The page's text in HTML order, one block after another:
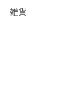
雑貨